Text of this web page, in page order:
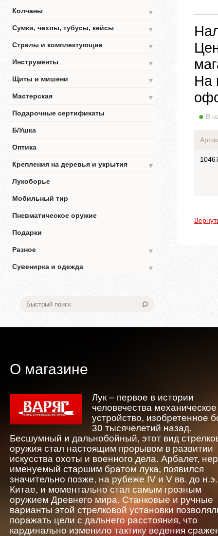
Колчаны
▼
Сумки, чехлы, тубусы, кейсы
▼
Стрелы и комплектующие
▼
Инструменты
▼
Щиты и мишени
▼
Мастерская
▼
Подарочные сертификаты
Б/Ушка
Оптика
Крепления на деревья и укрытия
▼
Лукоборье
Мобильный тир
Пневматическое оружие
Подарки
Разное
▼
Сувенирка и одежда
▼
На
В
О магазине
Лук – первое в истории
человечества механическое
устройство, изобретенное
30 тысячелетий назад.
Бесшумный и дальнобойный, этот вид
оружия стал настоящим прорывом в развитии
искусства охоты и военного дела. Арбалет,
именуемый старшим братом лука, появился
значительно позже, на рубеже IV и V вв. до
Китае, и моментально стал самым грозным
оружием Древнего мира. Станковые и ручные
варианты этой стрелковой установки
поражать цели с дальнего расстояния, что
кардинально изменило тактику ведения